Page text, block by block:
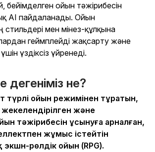
бейімделген ойын тәжірибесін
AI пайдаланады. Ойын
мен мінез-құлқына
геймплейді жақсарту және
үздіксіз үйренеді.
дегеніміз не?
түрлі ойын режимінен тұратын,
және
тәжірибесін ұсынуға арналған,
жұмыс істейтін
рөлдік ойын (RPG).